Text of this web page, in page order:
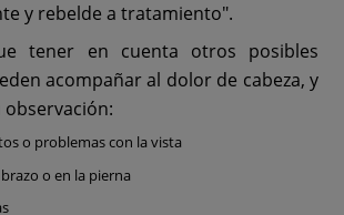
y rebelde a tratamiento".
tener en cuenta otros posibles
acompañar al dolor de cabeza, y
o problemas con la vista
o en la pierna